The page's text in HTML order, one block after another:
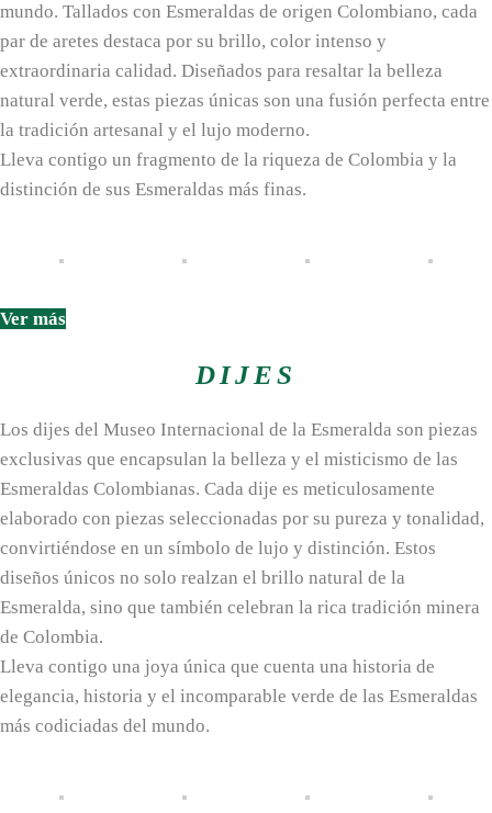
mundo. Tallados con Esmeraldas de origen Colombiano, cada
par de aretes destaca por su brillo, color intenso y
extraordinaria calidad. Diseñados para resaltar la belleza
natural verde, estas piezas únicas son una fusión perfecta entre
la tradición artesanal y el lujo moderno.
Lleva contigo un fragmento de la riqueza de Colombia y la
distinción de sus Esmeraldas más finas.
Ver más
DIJES
Los dijes del Museo Internacional de la Esmeralda son piezas
exclusivas que encapsulan la belleza y el misticismo de las
Esmeraldas Colombianas. Cada dije es meticulosamente
elaborado con piezas seleccionadas por su pureza y tonalidad,
convirtiéndose en un símbolo de lujo y distinción. Estos
diseños únicos no solo realzan el brillo natural de la
Esmeralda, sino que también celebran la rica tradición minera
de Colombia.
Lleva contigo una joya única que cuenta una historia de
elegancia, historia y el incomparable verde de las Esmeraldas
más codiciadas del mundo.